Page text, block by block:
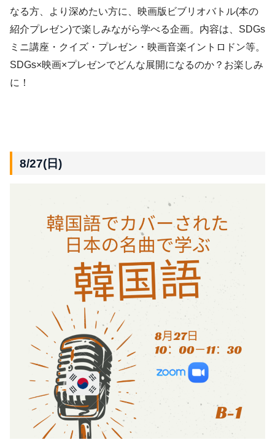
なる方、より深めたい方に、映画版ビブリオバトル(本の
紹介プレゼン)で楽しみながら学べる企画。内容は、SDGs
ミニ講座・クイズ・プレゼン・映画音楽イントロドン等。
SDGs×映画×プレゼンでどんな展開になるのか？お楽しみ
に！
8/27(日)